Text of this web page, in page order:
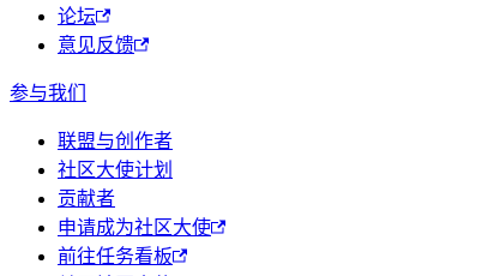
论坛
意见反馈
参与我们
联盟与创作者
社区大使计划
贡献者
申请成为社区大使
前往任务看板